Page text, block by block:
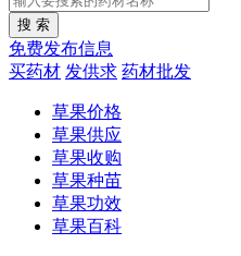
免费发布信息
买药材 发供求 药材批发
草果价格
草果供应
草果收购
草果种苗
草果功效
草果百科